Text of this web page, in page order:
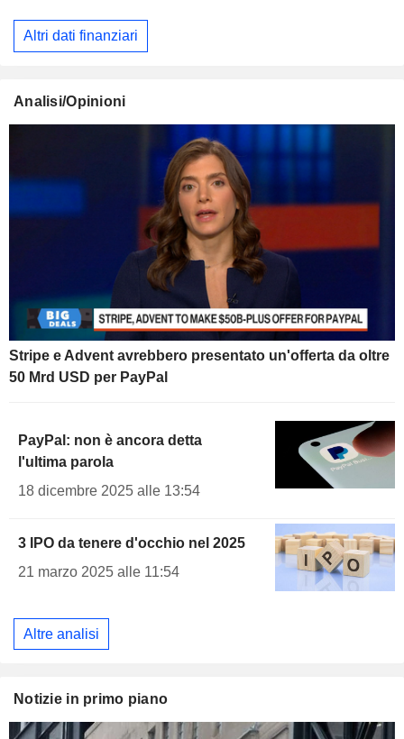
Altri dati finanziari
Analisi/Opinioni
Stripe e Advent avrebbero presentato un'offerta da oltre
50 Mrd USD per PayPal
PayPal: non è ancora detta
l'ultima parola
18 dicembre 2025 alle 13:54
3 IPO da tenere d'occhio nel 2025
21 marzo 2025 alle 11:54
Altre analisi
Notizie in primo piano